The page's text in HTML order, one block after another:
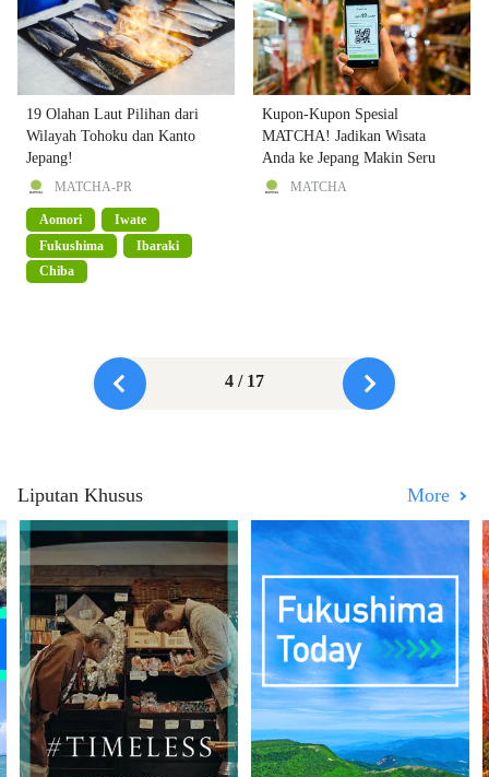
19 Olahan Laut Pilihan dari
Wilayah Tohoku dan Kanto
Jepang!
MATCHA-PR
Aomori
Iwate
Fukushima
Ibaraki
Chiba
Kupon-Kupon Spesial
MATCHA! Jadikan Wisata
Anda ke Jepang Makin Seru
MATCHA
4 / 17
Liputan Khusus More